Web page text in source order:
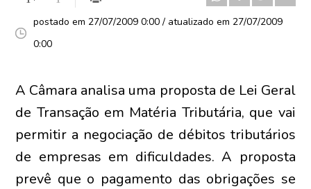
postado em 27/07/2009 0:00 / atualizado em 27/07/2009
0:00
A Câmara analisa uma proposta de Lei Geral
de Transação em Matéria Tributária, que vai
permitir a negociação de débitos tributários
de empresas em dificuldades. A proposta
prevê que o pagamento das obrigações se